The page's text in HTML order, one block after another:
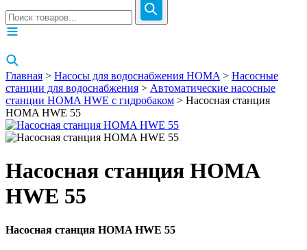
Главная > Насосы для водоснабжения HOMA > Насосные
станции для водоснабжения > Автоматические насосные
станции HOMA HWE с гидробаком > Насосная станция
HOMA HWE 55
Насосная станция HOMA
HWE 55
Насосная станция HOMA HWE 55